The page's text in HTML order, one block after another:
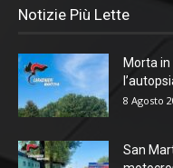
Notizie Più Lette
Morta
8 Agosto
San